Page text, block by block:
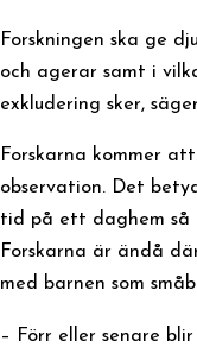
Forskningen ska ge
och agerar samt i
exkludering sker,
Forskarna kommer
observation. Det
tid på ett daghem så
Forskarna är ändå
med barnen som
– Förr eller senare